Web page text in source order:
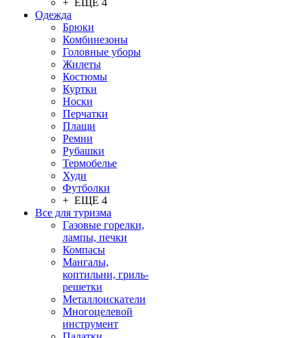
+ ЕЩЕ 4
Одежда
Брюки
Комбинезоны
Головные уборы
Жилеты
Костюмы
Куртки
Носки
Перчатки
Плащи
Ремни
Рубашки
Термобелье
Худи
Футболки
+ ЕЩЕ 4
Все для туризма
Газовые горелки,
лампы, печки
Компасы
Мангалы,
коптильни, гриль-
решетки
Металлоискатели
Многоцелевой
инструмент